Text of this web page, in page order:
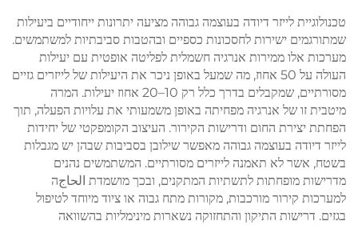
לקליניקות וסאלונים לטיפוח
הפנים והגוף; ניתן להתאים לפי
הדרישה – אורכי גל 755,
808 ו-1064 ננומטר
טכנולוגיית לייזר דיודה בעוצמה גבוהה מציעה יתרונות ייחודיים ביעילות
שמתורגמים ישירות לחסכונות כספיים ובהטבות סביבתיות למשתמשים.
מערכות אלו ממירות אנרגיה חשמלית לפליטה אופטית עם יעילות
העולה על 50 אחוז, מה שמעל באופן ניכר את היעילות של לייזרים גזיים
מסורתיים, שמקבלים בדרך כלל רק 10–20 אחוז יעילות. המרה
מיטבית זו של אנרגיה מפחיתה באופן משמעותי את עלויות הפעלה, תוך
הפחתת יצירת החום ודרישות הקירור. העיצוב הקומפקטי של יחידות
לייזר דיודה בעוצמה גבוהה מאפשר שילובן בסביבות שבהן יש מגבלות
בשטח, אשר לא תאמנה לייזרים מסורתיים. המשתמשים נהנים
מדרישות מופחתות לתשתיות המתקנים, ובכך מושמדת الحاجה
למערכות קירור מורכבות, מקורות מתח גבוה או ציוד מיוחד לטיפול
בגזים. דרישות התיקון והתחזוקה נשארות מינימליות בהשוואה